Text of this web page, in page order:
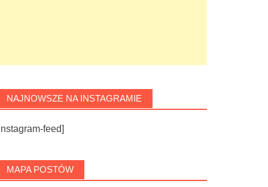
NAJNOWSZE NA INSTAGRAMIE
feed]
MAPA POSTÓW